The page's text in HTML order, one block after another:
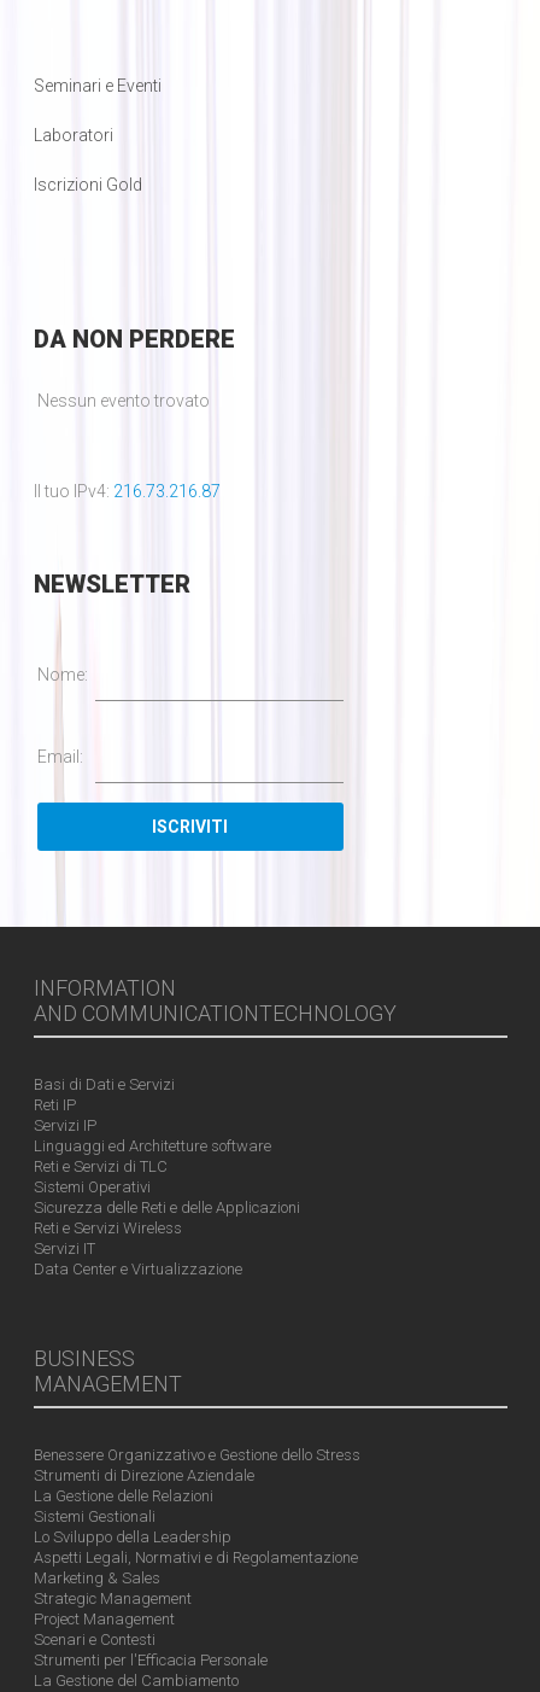
Seminari e Eventi
Laboratori
Iscrizioni Gold
DANON PERDERE
Nessun evento trovato
Il tuo IPv4: 216.73.216.87
NEWSLETTER
Nome:
Email:
INFORMATION
AND COMMUNICATIONTECHNOLOGY
Basi di Dati e Servizi
Reti IP
Servizi IP
Linguaggi ed Architetture software
Reti e Servizi di TLC
Sistemi Operativi
Sicurezza delle Reti e delle Applicazioni
Reti e Servizi Wireless
Servizi IT
Data Center e Virtualizzazione
BUSINESS
MANAGEMENT
Benessere Organizzativo e Gestione dello Stress
Strumenti di Direzione Aziendale
La Gestione delle Relazioni
Sistemi Gestionali
Lo Sviluppo della Leadership
Aspetti Legali, Normativi e di Regolamentazione
Marketing & Sales
Strategic Management
Project Management
Scenari e Contesti
Strumenti per l'Efficacia Personale
La Gestione del Cambiamento